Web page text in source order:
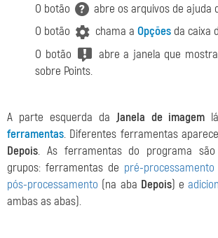
O botão
abre os arquivos de ajuda
O botão
chama a Opções da caixa
O botão
abre a janela que
sobre Points.
A parte esquerda da Janela de imagem
ferramentas. Diferentes ferramentas
Depois. As ferramentas do programa
grupos: ferramentas de pré-processamento
pós-processamento (na aba Depois) e
ambas as abas).